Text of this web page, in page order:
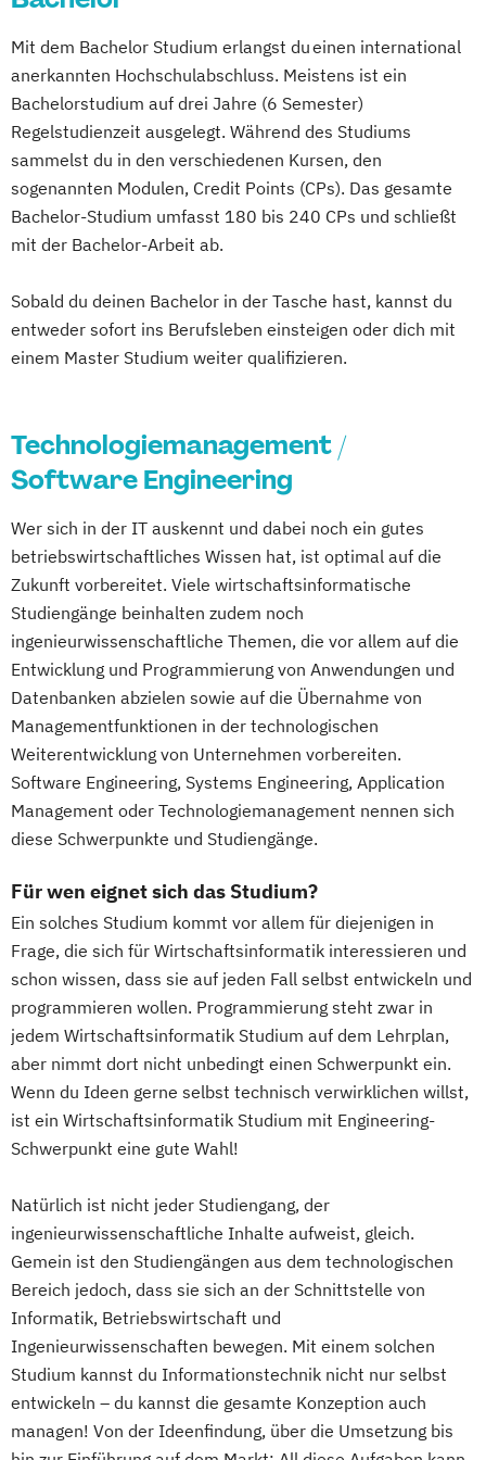
(DE/EN)
Softwareentwicklung (DE/EN)
Wirtschaftsinformatik (DE/EN)
Mit dem Bachelor Studium erlangst du einen international
anerkannten Hochschulabschluss. Meistens ist ein
Bachelorstudium auf drei Jahre (6 Semester)
Regelstudienzeit ausgelegt. Während des Studiums
sammelst du in den verschiedenen Kursen, den
sogenannten Modulen, Credit Points (CPs). Das gesamte
Bachelor-Studium umfasst 180 bis 240 CPs und schließt
mit der Bachelor-Arbeit ab.
Sobald du deinen Bachelor in der Tasche hast, kannst du
entweder sofort ins Berufsleben einsteigen oder dich mit
einem Master Studium weiter qualifizieren.
Technologiemanagement /
Software Engineering
Wer sich in der IT auskennt und dabei noch ein gutes
betriebswirtschaftliches Wissen hat, ist optimal auf die
Zukunft vorbereitet. Viele wirtschaftsinformatische
Studiengänge beinhalten zudem noch
ingenieurwissenschaftliche Themen, die vor allem auf die
Entwicklung und Programmierung von Anwendungen und
Datenbanken abzielen sowie auf die Übernahme von
Managementfunktionen in der technologischen
Weiterentwicklung von Unternehmen vorbereiten.
Software Engineering, Systems Engineering, Application
Management oder Technologiemanagement nennen sich
diese Schwerpunkte und Studiengänge.
Für wen eignet sich das Studium?
Ein solches Studium kommt vor allem für diejenigen in
Frage, die sich für Wirtschaftsinformatik interessieren und
schon wissen, dass sie auf jeden Fall selbst entwickeln und
programmieren wollen. Programmierung steht zwar in
jedem Wirtschaftsinformatik Studium auf dem Lehrplan,
aber nimmt dort nicht unbedingt einen Schwerpunkt ein.
Wenn du Ideen gerne selbst technisch verwirklichen willst,
ist ein Wirtschaftsinformatik Studium mit Engineering-
Schwerpunkt eine gute Wahl!
Natürlich ist nicht jeder Studiengang, der
ingenieurwissenschaftliche Inhalte aufweist, gleich.
Gemein ist den Studiengängen aus dem technologischen
Bereich jedoch, dass sie sich an der Schnittstelle von
Informatik, Betriebswirtschaft und
Ingenieurwissenschaften bewegen. Mit einem solchen
Studium kannst du Informationstechnik nicht nur selbst
entwickeln – du kannst die gesamte Konzeption auch
managen! Von der Ideenfindung, über die Umsetzung bis